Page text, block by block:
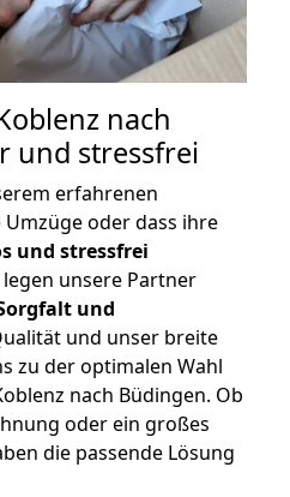
nach
und stressfrei
erfahrenen
oder dass ihre
und stressfrei
unsere Partner
und
und unser breite
zu der optimalen Wahl
nach Büdingen. Ob
oder ein großes
die passende Lösung